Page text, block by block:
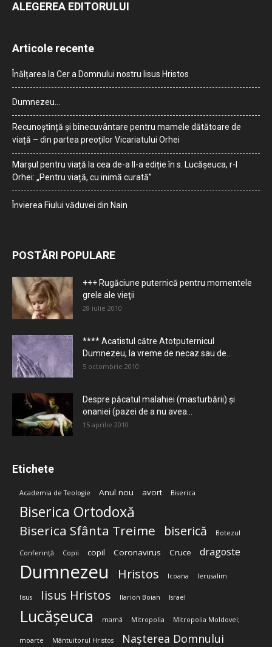
ALEGEREA EDITORULUI
Articole recente
Înălțarea la Cer a Domnului nostru Iisus Hristos
Dumnezeu…
Recunoștință și binecuvântare pentru mamele dătătoare de
viață – din partea preoților Vicariatului Orhei
Marșul pentru viață la cea de-a II-a ediție în s. Lucășeuca, r-l
Orhei: „Pentru viață, cu inimă curată”
Învierea Fiului văduvei din Nain
POSTĂRI POPULARE
+++ Rugăciune puternică pentru momentele
grele ale vieţii
28 iulie 2010
**** Acatistul către Atotputernicul
Dumnezeu, la vreme de necaz sau de...
5 octombrie 2010
Despre păcatul malahiei (masturbării) şi
onaniei (pazei de a nu avea...
15 aprilie 2010
Etichete
Academia de Teologie Anul nou avort Biserica
Biserica Ortodoxă
Biserica Sfânta Treime biserică Botezul
Conferință Copii copil Coronavirus Cruce dragoste
Dumnezeu Hristos Icoana Ierusalim
Iisus Iisus Hristos Ilarion Boian Israel
Lucășeuca mamă Mitropolia Mitropolia Moldovei;
moarte Mântuitorul Hristos Nașterea Domnului